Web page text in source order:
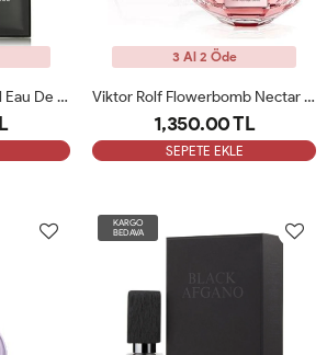
Chanel Bleu De Chanel Eau De Parfum 50 Ml Erkek Parfüm ARC
3 Al 2 Öde
Viktor Rolf Flowerbomb Nectar EDP 90ML Bayan Parfüm ARC
1,350.00 TL
SEPETE EKLE
KARGO
BEDAVA